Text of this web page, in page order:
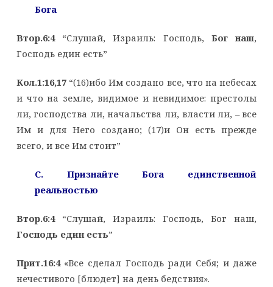
Бога
Втор.6:4“Слушай, Израиль: Господь, Бог наш,
Господь един есть”
Кол.1:16,17“(16)ибо Им создано все, что на небесах
и что на земле, видимое и невидимое: престолы
ли, господства ли, начальства ли, власти ли, – все
Им и для Него создано; (17)и Он есть прежде
всего, и все Им стоит”
C. Признайте Бога единственной
реальностью
Втор.6:4“Слушай, Израиль: Господь, Бог наш,
Господь един есть”
Прит.16:4«Все сделал Господь ради Себя; и даже
нечестивого [блюдет] на день бедствия».